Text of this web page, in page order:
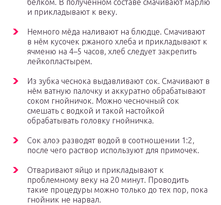
белком. В полученном составе смачивают марлю
и прикладывают к веку.
Немного мёда наливают на блюдце. Смачивают
в нём кусочек ржаного хлеба и прикладывают к
ячменю на 4–5 часов, хлеб следует закрепить
лейкопластырем.
Из зубка чеснока выдавливают сок. Смачивают в
нём ватную палочку и аккуратно обрабатывают
соком гнойничок. Можно чесночный сок
смешать с водкой и такой настойкой
обрабатывать головку гнойничка.
Сок алоэ разводят водой в соотношении 1:2,
после чего раствор используют для примочек.
Отваривают яйцо и прикладывают к
проблемному веку на 20 минут. Проводить
такие процедуры можно только до тех пор, пока
гнойник не нарвал.